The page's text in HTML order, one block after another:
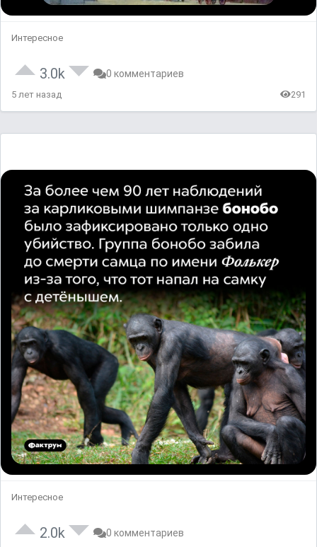
Интересное
3.0k 0 комментариев
5 лет назад 291
Интересное
2.0k 0 комментариев